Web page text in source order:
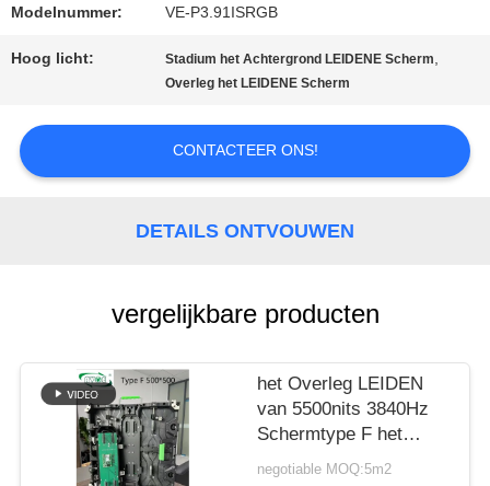
VRAAG
EEN
OFFERTE
Modelnummer: VE-P3.91ISRGB
Hoog licht: Stadium het Achtergrond LEIDENE Scherm,
Overleg het LEIDENE Scherm
CONTACTEER ONS!
DETAILS ONTVOUWEN
vergelijkbare producten
het Overleg LEIDEN
van 5500nits 3840Hz
Schermtype F het
Aluminiumkabinet van
negotiable MOQ:5m2